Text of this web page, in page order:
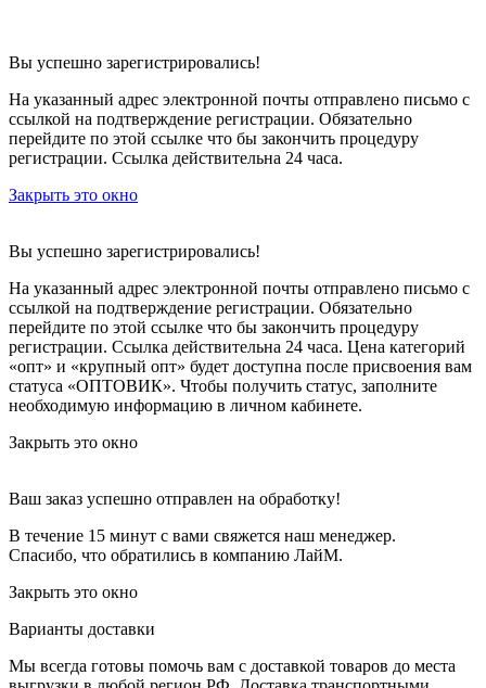
Вы успешно зарегистрировались!
На указанный адрес электронной почты отправлено письмо с
ссылкой на подтверждение регистрации. Обязательно
перейдите по этой ссылке что бы закончить процедуру
регистрации. Ссылка действительна 24 часа.
Закрыть это окно
Вы успешно зарегистрировались!
На указанный адрес электронной почты отправлено письмо с
ссылкой на подтверждение регистрации. Обязательно
перейдите по этой ссылке что бы закончить процедуру
регистрации. Ссылка действительна 24 часа. Цена категорий
«опт» и «крупный опт» будет доступна после присвоения вам
статуса «ОПТОВИК». Чтобы получить статус, заполните
необходимую информацию в личном кабинете.
Закрыть это окно
Ваш заказ успешно отправлен на обработку!
В течение 15 минут с вами свяжется наш менеджер.
Спасибо, что обратились в компанию ЛайМ.
Закрыть это окно
Варианты доставки
Мы всегда готовы помочь вам с доставкой товаров до места